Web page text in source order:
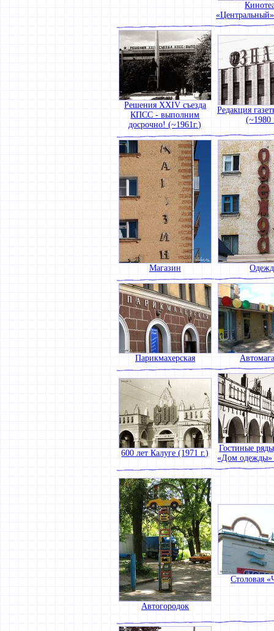
Решения XXIV съезда
КПСС - выполним
досрочно! (~1961г.)
Редакция
(~1980
Магазин
Парикмахерская
600 лет Калуге (1971 г.)
Гостиные
«Дом одежды»
Автогородок
Столовая